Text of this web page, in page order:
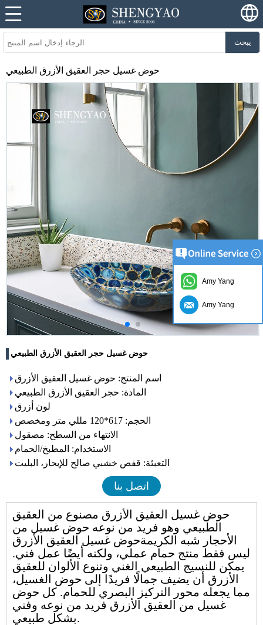
يبحث
حوض غسيل حجر العقيق الأزرق الطبيعي
حوض غسيل حجر العقيق الأزرق الطبيعي
اسم المنتج: حوض غسيل العقيق الأزرق
المادة: حجر العقيق الأزرق الطبيعي
لون أزرق
الحجم: 617*120 مللي متر ومخصص
الانتهاء من السطح: مصقول
الاستخدام: المطبخ/الحمام
التعبئة: قفص خشبي صالح للإبحار، البليت
اتصل بنا
حوض غسيل العقيق الأزرق مصنوع من العقيق
الطبيعي وهو فريد من نوعه حوض غسيل من
الأحجار شبه الكريمةحوض غسيل العقيق الأزرق
ليس فقط منتج حمام عملي، ولكنه أيضًا عمل فني.
يمكن للنسيج الطبيعي الغني وتنوع الألوان للعقيق
الأزرق أن يضيف جمالًا فريدًا إلى حوض الغسيل،
مما يجعله محور التركيز البصري للحمام. كل حوض
غسيل من العقيق الأزرق فريد من نوعه وفني
بشكل طبيعي.
Amy Yang
Amy Yang